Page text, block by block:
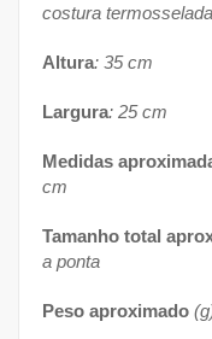
costura
Altura: 35 cm
Largura: 25 cm
Medidas
cm
Tamanho total
a ponta
Peso aproximado